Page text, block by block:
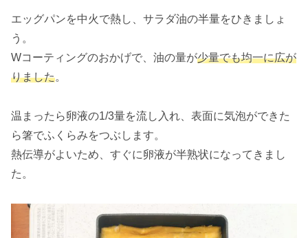
エッグパンを中火で熱し、サラダ油の半量をひきましょ
う。
Wコーティングのおかげで、油の量が少量でも均一に広が
りました。
温まったら卵液の1/3量を流し入れ、表面に気泡ができた
ら箸でふくらみをつぶします。
熱伝導がよいため、すぐに卵液が半熟状になってきまし
た。